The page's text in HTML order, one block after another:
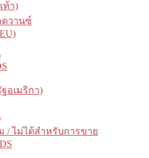
ท้า)
ดวานซ์
อเมริกา)
/ ไม่ได้สำหรับการขาย